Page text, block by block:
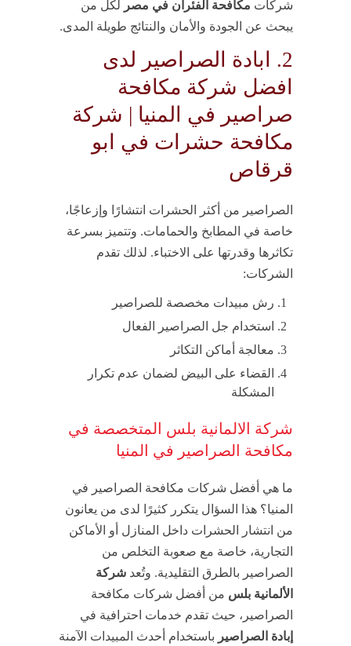
شركات مكافحة الفئران في مصر لكل من
يبحث عن الجودة والأمان والنتائج طويلة المدى.
2. ابادة الصراصير لدى
افضل شركة مكافحة
صراصير في المنيا | شركة
مكافحة حشرات في ابو
قرقاص
الصراصير من أكثر الحشرات انتشارًا وإزعاجًا،
خاصة في المطابخ والحمامات. وتتميز بسرعة
تكاثرها وقدرتها على الاختباء. لذلك تقدم
الشركات:
رش مبيدات مخصصة للصراصير
استخدام جل الصراصير الفعال
معالجة أماكن التكاثر
القضاء على البيض لضمان عدم تكرار
المشكلة
شركة الالمانية بلس المتخصصة في
مكافحة الصراصير في المنيا
ما هي أفضل شركات مكافحة الصراصير في
المنيا؟ هذا السؤال يتكرر كثيرًا لدى من يعانون
من انتشار الحشرات داخل المنازل أو الأماكن
التجارية، خاصة مع صعوبة التخلص من
الصراصير بالطرق التقليدية. وتُعد شركة
الألمانية بلس من أفضل شركات مكافحة
الصراصير، حيث تقدم خدمات احترافية في
إبادة الصراصير باستخدام أحدث المبيدات الآمنة